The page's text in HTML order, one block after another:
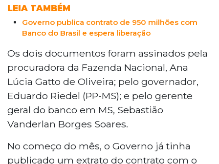
obras de asfaltamento em vias urbanas e
estradas. O Estado busca alternativas
devido à queda na arrecadação de ICMS,
causada pela redução no fornecimento
de gás natural boliviano. Além disso, há
pedidos de crédito internacional em
análise, incluindo US$ 200 milhões do
Bird e US$ 80 milhões do BID para
projetos estratégicos.
LEIA TAMBÉM
Governo publica contrato de 950 milhões com
Banco do Brasil e espera liberação
Os dois documentos foram assinados pela
procuradora da Fazenda Nacional, Ana
Lúcia Gatto de Oliveira; pelo governador,
Eduardo Riedel (PP-MS); e pelo gerente
geral do banco em MS, Sebastião
Vanderlan Borges Soares.
No começo do mês, o Governo já tinha
publicado um extrato do contrato com o